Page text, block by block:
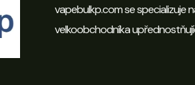
vapebulkp.com se specializuje
velkoobchodníka